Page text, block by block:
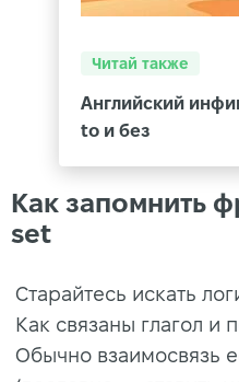
Читай также
Английский
to и без
Как запомнить
set
Старайтесь искать
Как связаны глагол и
Обычно взаимосвязь